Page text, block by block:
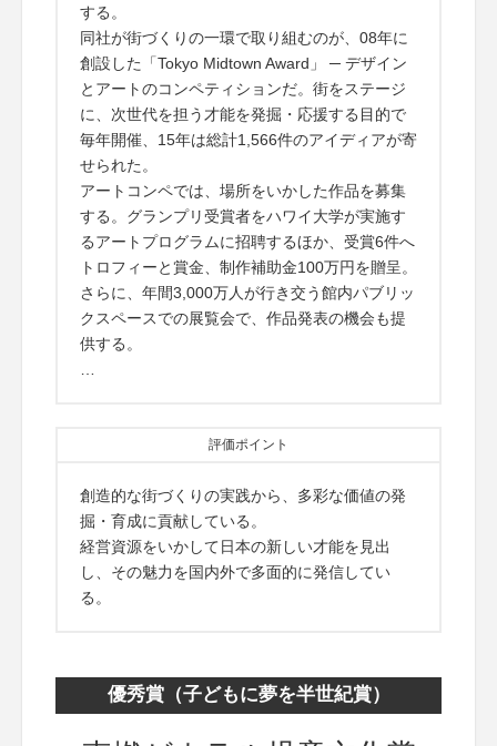
する。
同社が街づくりの一環で取り組むのが、08年に
創設した「Tokyo Midtown Award」 ─ デザイン
とアートのコンペティションだ。街をステージ
に、次世代を担う才能を発掘・応援する目的で
毎年開催、15年は総計1,566件のアイディアが寄
せられた。
アートコンペでは、場所をいかした作品を募集
する。グランプリ受賞者をハワイ大学が実施す
るアートプログラムに招聘するほか、受賞6件へ
トロフィーと賞金、制作補助金100万円を贈呈。
さらに、年間3,000万人が行き交う館内パブリッ
クスペースでの展覧会で、作品発表の機会も提
供する。
評価ポイント
創造的な街づくりの実践から、多彩な価値の発
掘・育成に貢献している。
経営資源をいかして日本の新しい才能を見出
し、その魅力を国内外で多面的に発信してい
る。
優秀賞（子どもに夢を半世紀賞）